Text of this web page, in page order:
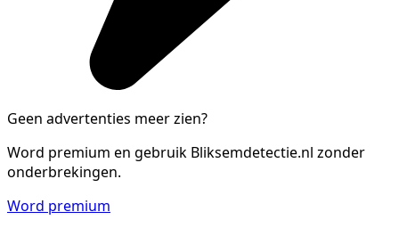
Geen advertenties meer zien?
Word premium en gebruik Bliksemdetectie.nl zonder
onderbrekingen.
Word premium